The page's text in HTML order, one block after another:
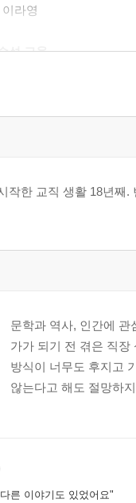
라영
성 교육
| 장희숙
꾸며 | 이성경
육이 필요합니다 | 박신
교육 | 서한솔
페미니즘 공부 | 좌담
작한 교직 생활 18년째
문학과 역사, 인간에 관
가가 되기 전 겪은 직
방식이 너무도 후지고
않는다고 해도 절망하
른 이야기도 있었어요"